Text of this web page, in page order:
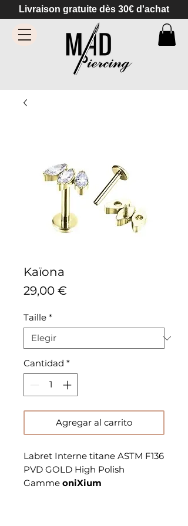
Livraison gratuite dès 30€ d'achat
Kaïona
29,00 €
Taille *
Cantidad *
Agregar al carrito
Labret Interne titane ASTM F136
PVD GOLD High Polish
Gamme oniXium